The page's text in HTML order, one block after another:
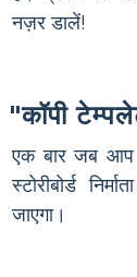
नज़र डालें!
"कॉपी
एक बार जब
स्टोरीबोर्ड
जाएगा।